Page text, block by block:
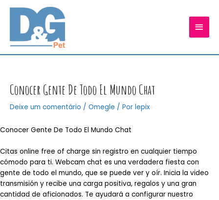
conteúdo
Conocer Gente De Todo El Mundo Chat
Deixe um comentário / Omegle / Por lepix
Conocer Gente De Todo El Mundo Chat
Citas online free of charge sin registro en cualquier tiempo
cómodo para ti. Webcam chat es una verdadera fiesta con
gente de todo el mundo, que se puede ver y oír. Inicia la video
transmisión y recibe una carga positiva, regalos y una gran
cantidad de aficionados. Te ayudará a configurar nuestro